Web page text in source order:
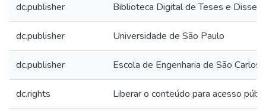
dc.publisher Biblioteca Digital de Teses e
dc.publisher Universidade de São Paulo
dc.publisher Escola de Engenharia de São Carlos
dc.rights Liberar o conteúdo para acesso